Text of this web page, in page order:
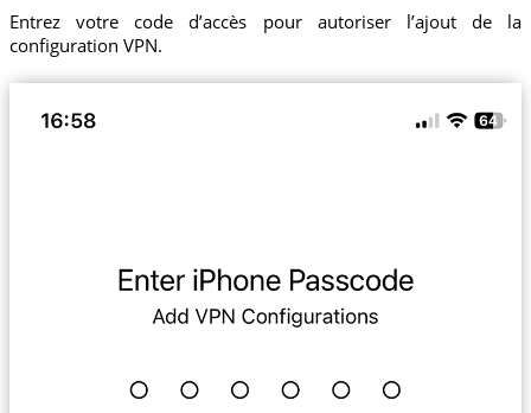
Entrez votre code d’accès pour autoriser l’ajout de la
configuration VPN.